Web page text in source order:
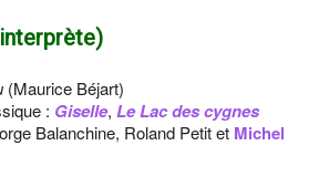
(Maurice Béjart)
: Giselle, Le Lac des cygnes
Balanchine, Roland Petit et Michel